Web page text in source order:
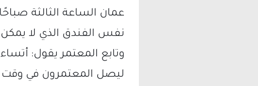
عمان الساعة الثالثة
نفس الفندق الذي لا
وتابع المعتمر يقول:
ليصل المعتمرون في وقت